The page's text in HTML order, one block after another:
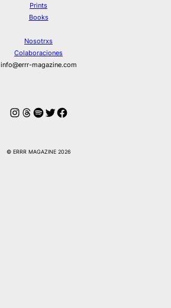
Prints
Books
Nosotrxs
Colaboraciones
info@errr-magazine.com
Instagram
Hilos
Spotify
Twitter
Facebook
© ERRR MAGAZINE 2026